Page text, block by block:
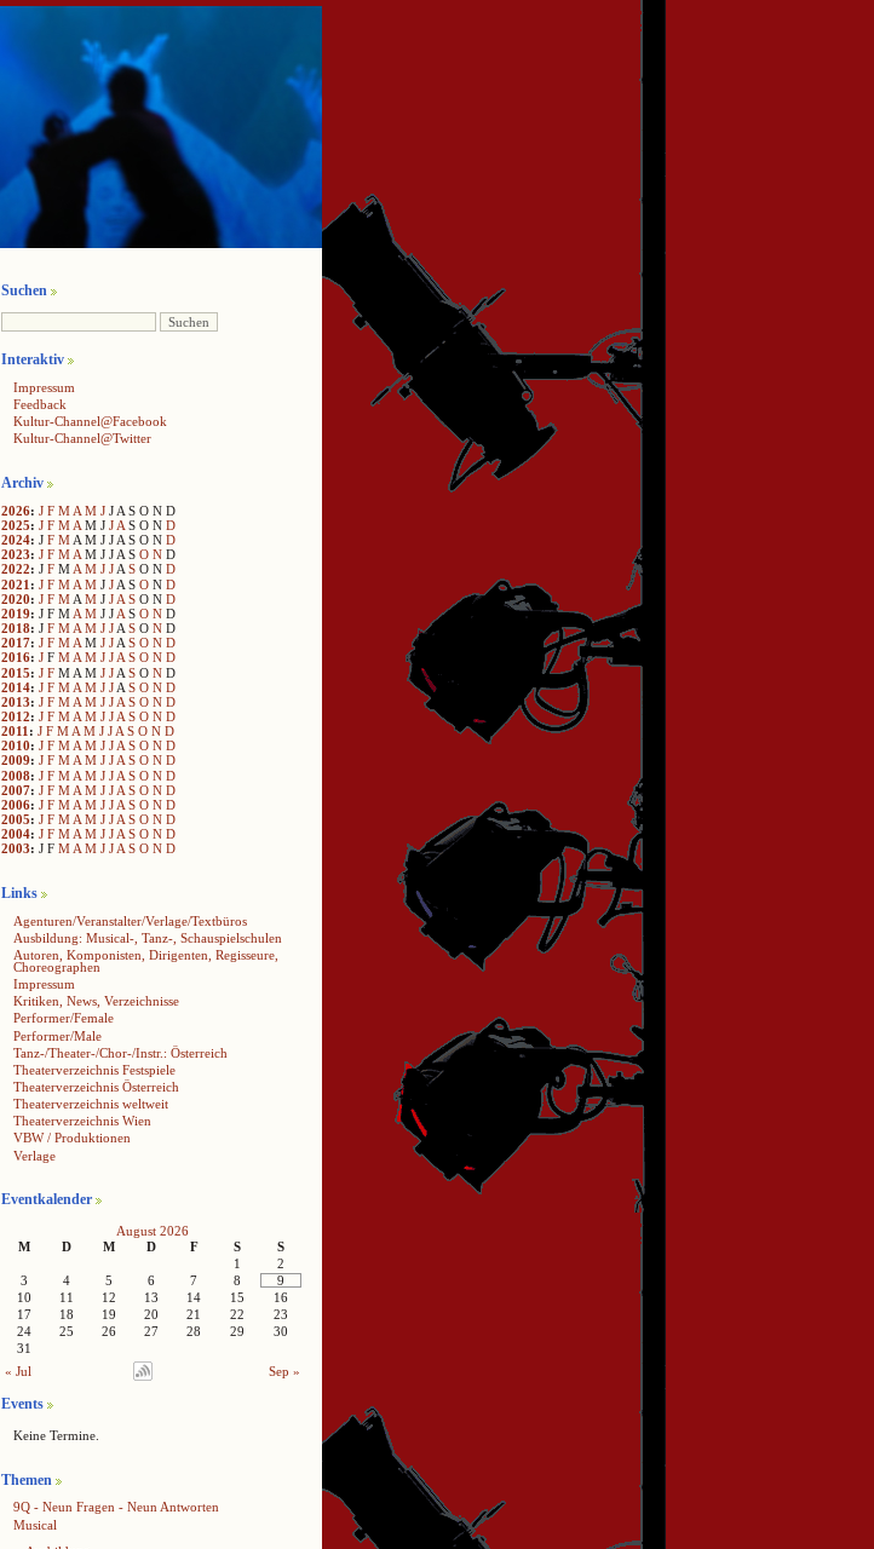
Suchen
Interaktiv
Impressum
Feedback
Kultur-Channel@Facebook
Kultur-Channel@Twitter
Archiv
2026: J F M A M J J A S O N D
2025: J F M A M J J A S O N D
2024: J F M A M J J A S O N D
2023: J F M A M J J A S O N D
2022: J F MA M J JA S O N D
2021 : J F M A M J J A S O N D
2020: J F M A M J J A S O N D
2019: J F M A M J J A S O N D
2018: J F M A M J J A S O N D
2017: J F M A M J J A S O N D
2016: J F M A M J J A S O N D
2015: J F M A M J J A S O N D
2014: J F M A M J J A S O N D
2013: J F M A M J J A S O N D
2012: J F M A M J J A S O N D
2011 : J F M A M J J A S O N D
2010: J F M A M J J A S O N D
2009: J F MA M J JA S O N D
2008: J F M A M J J A S O N D
2007: J F M A M J J A S O N D
2006: J F M A M J J A S O N D
2005: J F M A M J J A S O N D
2004: J F M A M J J A S O N D
2003: J F M A M J J A S O N D
Links
Agenturen/Veranstalter/Verlage/Textbüros
Ausbildung: Musical-, Tanz-, Schauspielschulen
Autoren, Komponisten, Dirigenten, Regisseure,
Choreographen
Impressum
Kritiken, News, Verzeichnisse
Performer/Female
Performer/Male
Tanz-/Theater-/Chor-/Instr.: Österreich
Theaterverzeichnis Festspiele
Theaterverzeichnis Österreich
Theaterverzeichnis weltweit
Theaterverzeichnis Wien
VBW / Produktionen
Verlage
Eventkalender
August 2026
M
D M D F S
S
1
2
3
4 5 6 7 8
9
10
11 12 13 14 15
16
17
18 19 20 21 22
23
24
25 26 27 28 29
30
31
« Jul
Sep »
Events
Keine Termine.
Themen
9Q - Neun Fragen - Neun Antworten
Musical